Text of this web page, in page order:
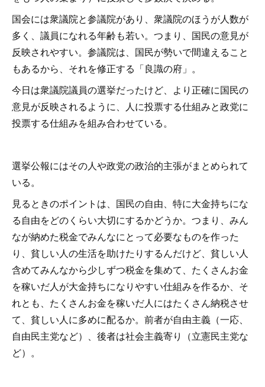
国会には衆議院と参議院があり、衆議院のほうが人数が
多く、議員になれる年齢も若い。つまり、国民の意見が
反映されやすい。参議院は、国民が勢いで間違えること
もあるから、それを修正する「良識の府」。
今日は衆議院議員の選挙だったけど、より正確に国民の
意見が反映されるように、人に投票する仕組みと政党に
投票する仕組みを組み合わせている。
選挙公報にはその人や政党の政治的主張がまとめられて
いる。
見るときのポイントは、国民の自由、特に大金持ちにな
る自由をどのくらい大切にするかどうか。つまり、みん
なが納めた税金でみんなにとって必要なものを作った
り、貧しい人の生活を助けたりするんだけど、貧しい人
含めてみんなから少しずつ税金を集めて、たくさんお金
を稼いだ人が大金持ちになりやすい仕組みを作るか、そ
れとも、たくさんお金を稼いだ人にはたくさん納税させ
て、貧しい人に多めに配るか。前者が自由主義（一応、
自由民主党など）、後者は社会主義寄り（立憲民主党な
ど）。